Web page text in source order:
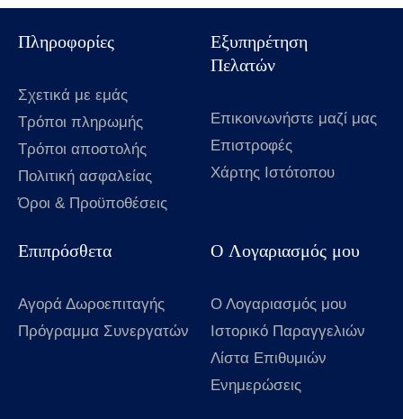
Πληροφορίες
Σχετικά με εμάς
Τρόποι πληρωμής
Τρόποι αποστολής
Πολιτική ασφαλείας
Όροι & Προϋποθέσεις
Εξυπηρέτηση
Πελατών
Επικοινωνήστε μαζί μας
Επιστροφές
Χάρτης Ιστότοπου
Επιπρόσθετα
Αγορά Δωροεπιταγής
Πρόγραμμα Συνεργατών
Ο Λογαριασμός μου
Ο Λογαριασμός μου
Ιστορικό Παραγγελιών
Λίστα Επιθυμιών
Ενημερώσεις